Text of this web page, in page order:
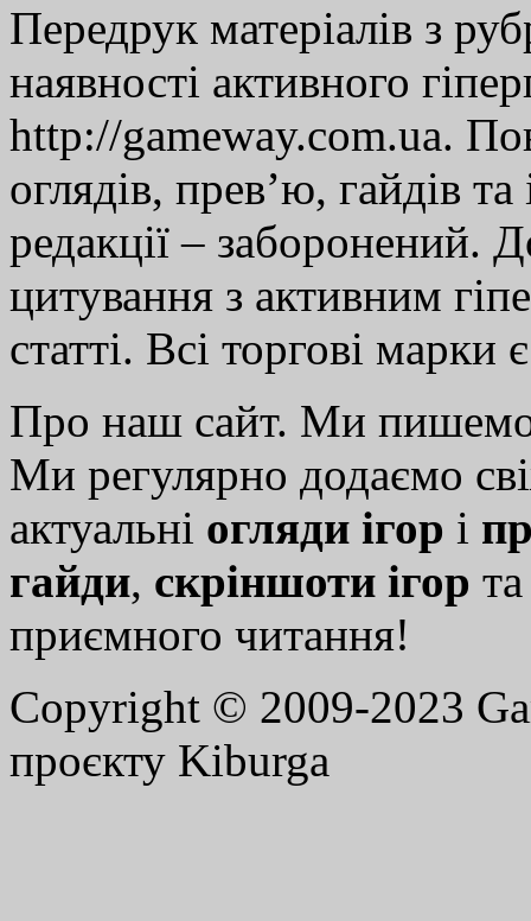
Передрук матеріалів з
наявності активного
http://gameway.com.ua.
оглядів, прев’ю, гайдів
редакції – заборонений.
цитування з активним
статті. Всі торгові марки
Про наш сайт. Ми
Ми регулярно додаємо
актуальні огляди ігор і
гайди, скріншоти ігор
приємного читання!
Copyright © 2009-2023
проєкту Kiburga